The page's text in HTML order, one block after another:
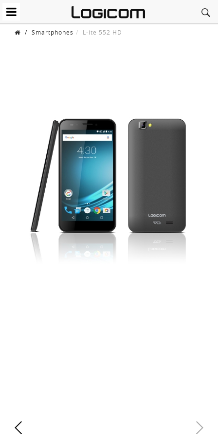
/ Smartphones L-ite 552 HD